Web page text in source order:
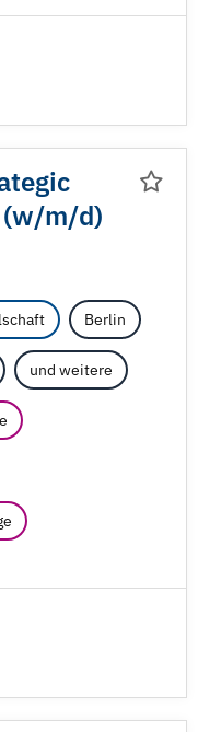
(w/m/d)
Berlin
und weitere